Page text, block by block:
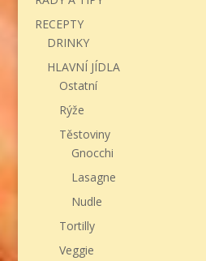
RECEPTY
DRINKY
HLAVNÍ JÍDLA
Ostatní
Rýže
Těstoviny
Gnocchi
Lasagne
Nudle
Tortilly
Veggie